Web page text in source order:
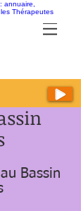
annuaire,
Thérapeutes
Bassin